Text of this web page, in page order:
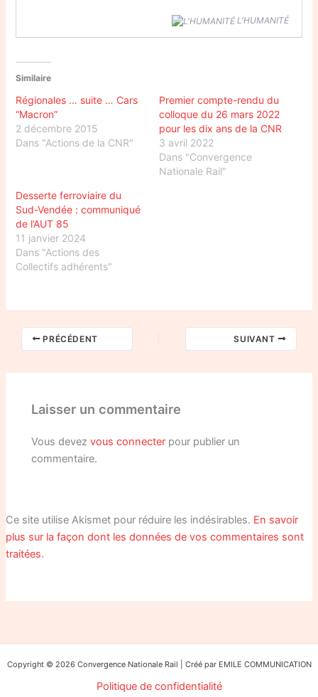
L'HUMANITÉ
Similaire
Régionales … suite … Cars
“Macron”
2 décembre 2015
Dans "Actions de la CNR"
Premier compte-rendu du
colloque du 26 mars 2022
pour les dix ans de la CNR
3 avril 2022
Dans "Convergence
Nationale Rail"
Desserte ferroviaire du
Sud-Vendée : communiqué
de l’AUT 85
11 janvier 2024
Dans "Actions des
Collectifs adhérents"
PRÉCÉDENT SUIVANT
Laisser un commentaire
Vous devezvous connecter pour publier un
commentaire.
Ce site utilise Akismet pour réduire les indésirables. En savoir
plus sur la façon dont les données de vos commentaires sont
traitées.
Copyright © 2026 Convergence Nationale Rail | Créé par EMILE COMMUNICATION
Politique de confidentialité